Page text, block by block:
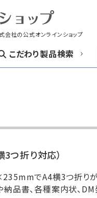
会社の公式オンラインショップ
A4横4つ折
喪中はがき印
こだわり製品検索
つ折り対応）
でA4横3つ折り
品書、各種案内状、